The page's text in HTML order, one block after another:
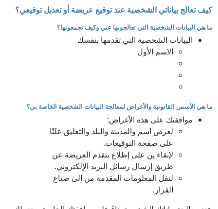
كيف تعالج بياناتي الشخصية عند توقيع عريضة أو تعديل توقيعي؟
ما هي البيانات الشخصية التي تعالجونها عني وكيف تجمعونها؟
البيانات الشخصية التي تقدمها بنفسك
الاسم الأول
ما هي الأسس القانونية والأغراض لمعالجة البيانات الشخصية الخاصة بي؟
موافقتك على هذه الأغراض:
لعرض اسم والمدينة والبلد والتعليق علنًا
على صفحة التوقيعات.
لإبقاء ين على إطلاع بتقدم العريضة عن
طريق إرسال رسائل البريد الإلكتروني.
لنقل المعلومات المقدمة من إلى صناع
القرار.